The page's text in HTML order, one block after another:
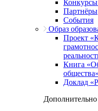
Партнёры
События
Образ
Проект
Книга
общества»
Доклад
Дополнительно